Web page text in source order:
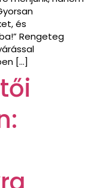
és
Rengeteg
[…]